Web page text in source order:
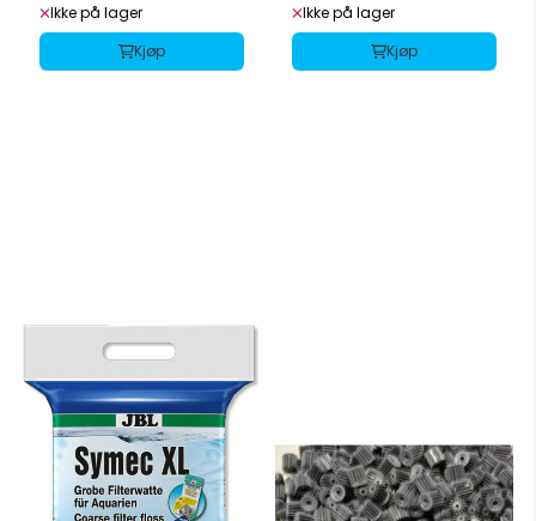
Ikke på lager
Kjøp
Ikke på lager
Kjøp